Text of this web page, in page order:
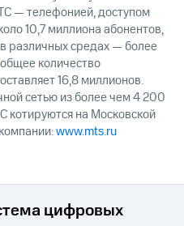
— телефонией, доступом
10,7 миллиона абонентов,
различных средах — более
количество
16,8 миллионов.
сетью из более чем 4 200
котируются на Московской
www.mts.ru
цифровых